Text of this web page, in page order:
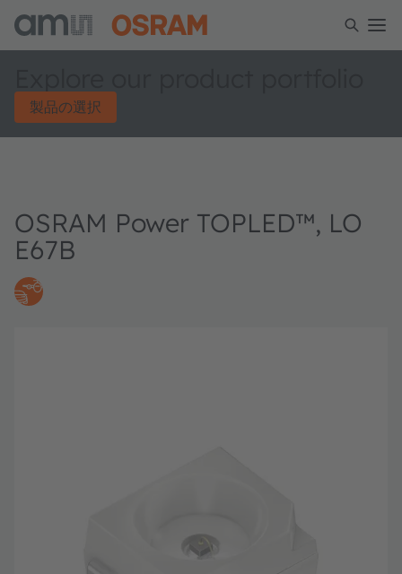
製品の選択
OSRAM Power TOPLED™, LO
E67B